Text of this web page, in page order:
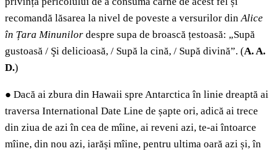
recomandă lăsarea la nivel de poveste a versurilor dinAlice
în Țara Minunilor despre supa de broască țestoasă: „Supă
gustoasă / Şi delicioasă, / Supă la cină, / Supă divină”. (A.A.
D.)
● Dacă ai zbura din Hawaii spre Antarctica în linie dreaptă ai
traversa International Date Line de șapte ori, adică ai trece
din ziua de azi în cea de mîine, ai reveni azi, te-ai întoarce
mîine, din nou azi, iarăși mîine, pentru ultima oară azi și, în